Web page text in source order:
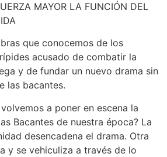
MAYOR LA FUNCIÓN DEL
que conocemos de los
acusado de combatir la
y de fundar un nuevo drama sin
las bacantes.
a poner en escena la
Bacantes de nuestra época? La
desencadena el drama. Otra
y se vehiculiza a través de lo